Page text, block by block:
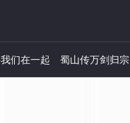
们在一起 蜀山传万剑归宗